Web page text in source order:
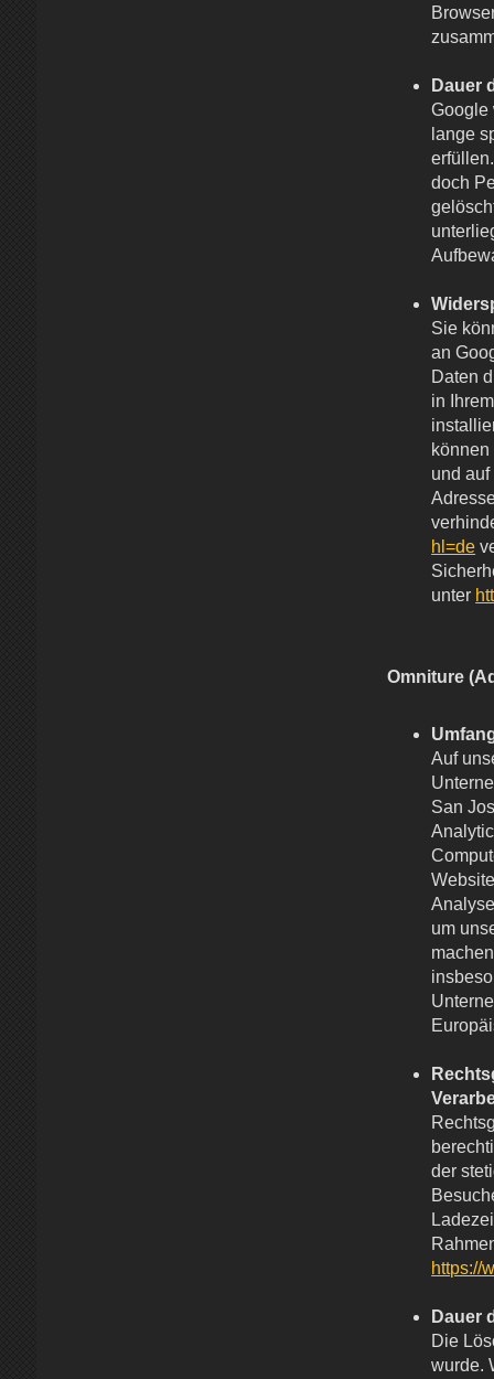
Dauer
Google
lange
doch
Sie
an
Daten
in
und
hl=de
unter
Omniture
Auf
San
um
der
https://
Dauer
Die
wurde.